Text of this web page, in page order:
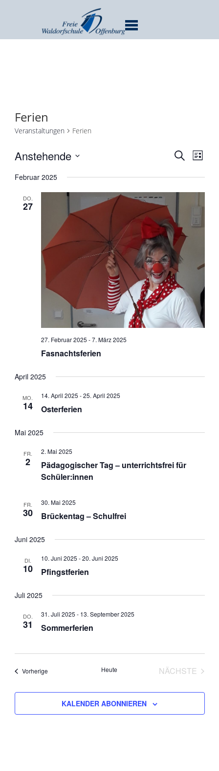
Ferien
Veranstaltungen Ferien
und
SUCHELISTE
Anstehende
Februar 2025
DO.
27
27. Februar 2025 -7. März 2025
Fasnachtsferien
April 2025
MO.
14
14. April 2025 -25. April 2025
Osterferien
Mai 2025
FR.
2
2. Mai 2025
Pädagogischer Tag – unterrichtsfrei für
Schüler:innen
FR.
30
30. Mai 2025
Brückentag – Schulfrei
Juni 2025
DI.
10
10. Juni 2025 -20. Juni 2025
Pfingstferien
Juli 2025
DO.
31
31. Juli 2025 - 13. September 2025
Sommerferien
VorherigeVeranstaltungen Heute
NÄCHSTE
KALENDER ABONNIEREN